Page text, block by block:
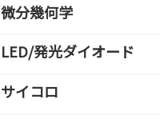
微分幾何学
LED/発光ダイオード
サイコロ